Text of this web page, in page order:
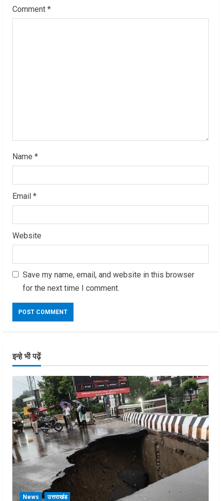
e
Comment *
Name *
Email *
Website
Save my name, email, and website in this browser
for the next time I comment.
इन्हे भी पढ़ें
News उत्तराखंड